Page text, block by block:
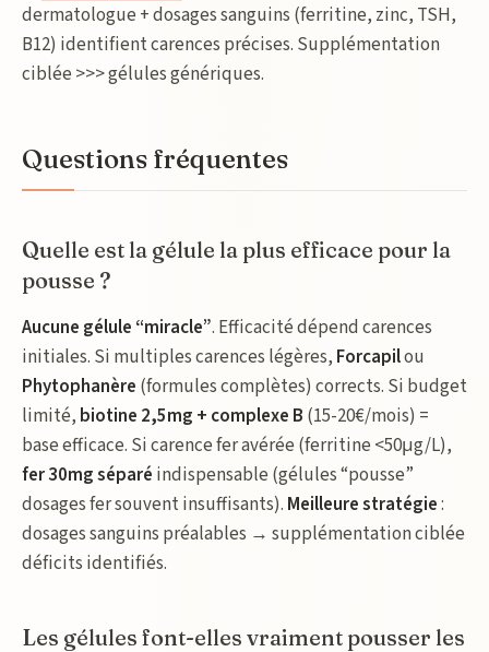
dermatologue + dosages sanguins (ferritine, zinc, TSH,
B12) identifient carences précises. Supplémentation
ciblée >>> gélules génériques.
Questions fréquentes
Quelle est la gélule la plus efficace pour la
pousse ?
Aucune gélule “miracle”. Efficacité dépend carences
initiales. Si multiples carences légères, Forcapilou
Phytophanère (formules complètes) corrects. Si budget
limité, biotine 2,5mg + complexe B (15-20€/mois) =
base efficace. Si carence fer avérée (ferritine <50μg/L),
fer 30mg séparé indispensable (gélules “pousse”
dosages fer souvent insuffisants). Meilleure stratégie:
dosages sanguins préalables → supplémentation ciblée
déficits identifiés.
Les gélules font-elles vraiment pousser les